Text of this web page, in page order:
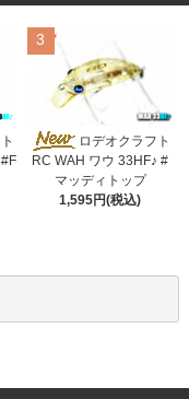
3
ロデオクラフト
RC WAH ワウ 33HF♪ #
マッディトップ
1,595円(税込)